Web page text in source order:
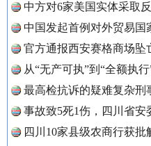
中方对6家美国实体采取
中国发起首例对外贸易国
官方通报西安赛格商场坠
从“无产可执”到“全额执行
最高检抗诉的疑难复杂刑
事故致5死1伤，四川省安
四川10家县级农商行获批
中国